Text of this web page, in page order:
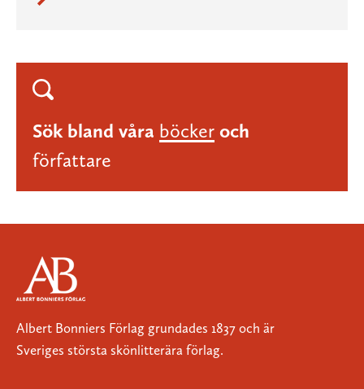
Sök bland våra böcker och
författare
Albert Bonniers Förlag grundades 1837 och är
Sveriges största skönlitterära förlag.